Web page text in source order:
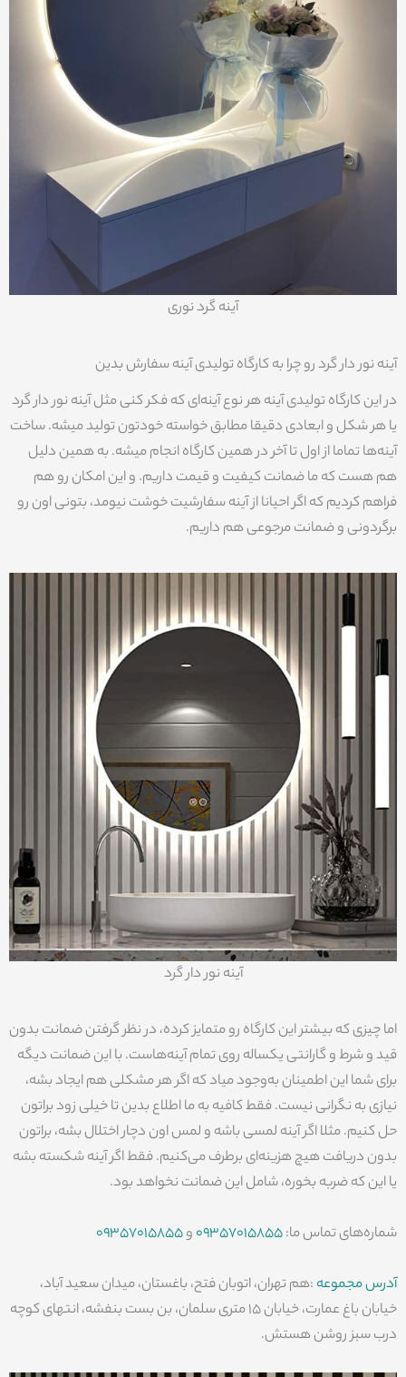
آینه گرد نوری
آینه نور دار گرد رو چرا به کارگاه تولیدی آینه سفارش بدین
در این کارگاه تولیدی آینه هر نوع آینه‌ای که فکر کنی مثل آینه نور دار گرد
یا هر شکل و ابعادی دقیقا مطابق خواسته خودتون تولید میشه. ساخت
آینه‌ها تماما از اول تا آخر در همین کارگاه انجام میشه. به همین دلیل
هم هست که ما ضمانت کیفیت و قیمت داریم. و این امکان رو هم
فراهم کردیم که اگر احیانا از آینه سفارشیت خوشت نیومد، بتونی اون رو
برگردونی و ضمانت مرجوعی هم داریم.
آینه نور دار گرد
اما چیزی که بیشتر این کارگاه رو متمایز کرده، در نظر گرفتن ضمانت بدون
قید و شرط و گارانتی یکساله روی تمام آینه‌هاست. با این ضمانت دیگه
برای شما این اطمینان به‌وجود میاد که اگر هر مشکلی هم ایجاد بشه،
نیازی به نگرانی نیست. فقط کافیه به ما اطلاع بدین تا خیلی زود براتون
حل کنیم. مثلا اگر آینه لمسی باشه و لمس اون دچار اختلال بشه، براتون
بدون دریافت هیچ هزینه‌ای برطرف می‌کنیم. فقط اگر آینه شکسته بشه
یا این که ضربه بخوره، شامل این ضمانت نخواهد بود.
شماره‌های تماس ما:09357015855و09357015855
آدرس مجموعه:هم تهران، اتوبان فتح، باغستان، میدان سعید آباد،
خیابان باغ عمارت، خیابان 15 متری سلمان، بن بست بنفشه، انتهای کوچه
درب سبز روشن هستش.